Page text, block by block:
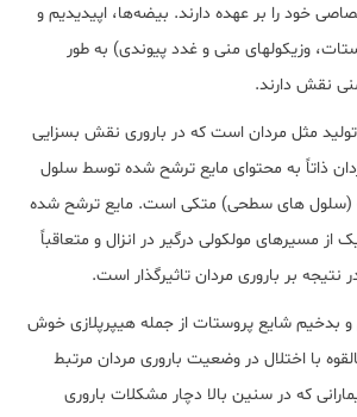
خود را بر عهده دارند. بیضه‌ها، اپیدیدیم و
وزیکولهای منی و غدد پیوندی) به طور
نقش دارند.
مثل مردان است که در باروری نقش بسزایی
ذاتاً به محتوای مایع ترشح شده توسط سلول
(سلول های سطحی) متکی است. مایع ترشح شده
مسیرهای مولکولی درگیر در انزال و متعاقباً
نتیجه بر باروری مردان تاثیرگذار است.
بدخیم شایع پروستات از جمله هیپرپلازی خوش
با اختلال در وضعیت باروری مردان مرتبط
که در سنین بالا دچار مشکلات باروری